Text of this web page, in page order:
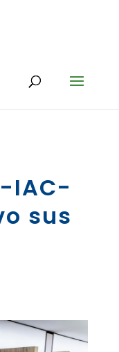
IAC-
sus